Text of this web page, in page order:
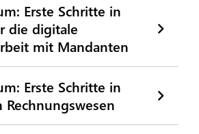
Erste Schritte in
die digitale
mit Mandanten
Erste Schritte in